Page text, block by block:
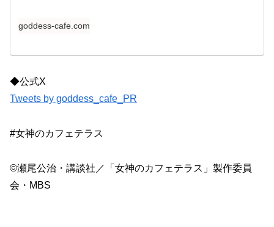
goddess-cafe.com
◆公式X
Tweets by goddess_cafe_PR
#女神のカフェテラス
©瀬尾公治・講談社／「女神のカフェテラス」製作委員
会・MBS